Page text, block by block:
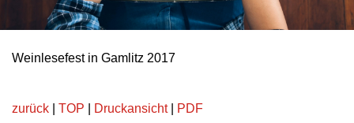
Weinlesefest in Gamlitz 2017
zurück TOP Druckansicht| PDF